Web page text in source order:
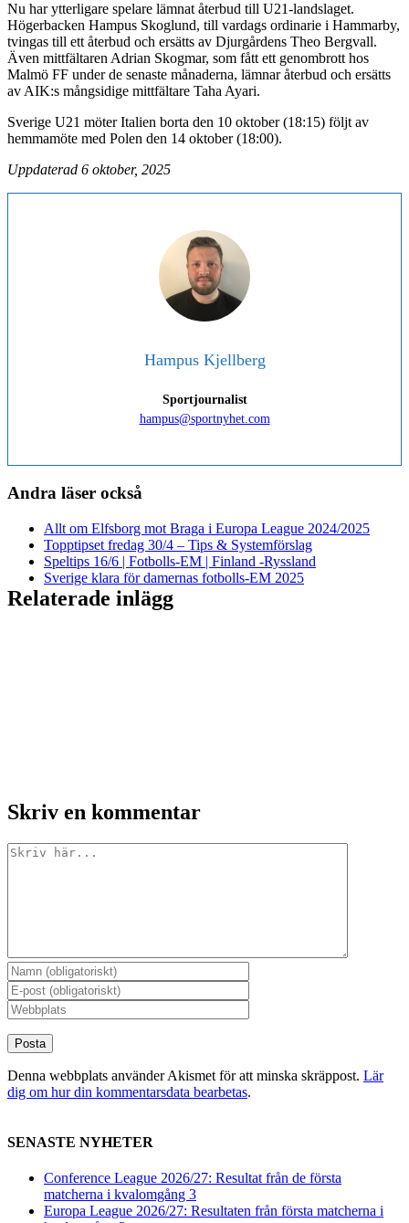
Nu har ytterligare spelare lämnat återbud till U21-landslaget.
Högerbacken Hampus Skoglund, till vardags ordinarie i Hammarby,
tvingas till ett återbud och ersätts av Djurgårdens Theo Bergvall.
Även mittfältaren Adrian Skogmar, som fått ett genombrott hos
Malmö FF under de senaste månaderna, lämnar återbud och ersätts
av AIK:s mångsidige mittfältare Taha Ayari.
Sverige U21 möter Italien borta den 10 oktober (18:15) följt av
hemmamöte med Polen den 14 oktober (18:00).
Uppdaterad 6 oktober, 2025
Hampus Kjellberg
Sportjournalist
hampus@sportnyhet.com
Andra läser också
Allt om Elfsborg mot Braga i Europa League 2024/2025
Topptipset fredag 30/4 – Tips & Systemförslag
Speltips 16/6 | Fotbolls-EM | Finland -Ryssland
Sverige klara för damernas fotbolls-EM 2025
Relaterade inlägg
Skriv en kommentar
Kommentar